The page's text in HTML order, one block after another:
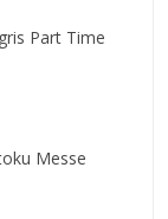
Part Time
Messe